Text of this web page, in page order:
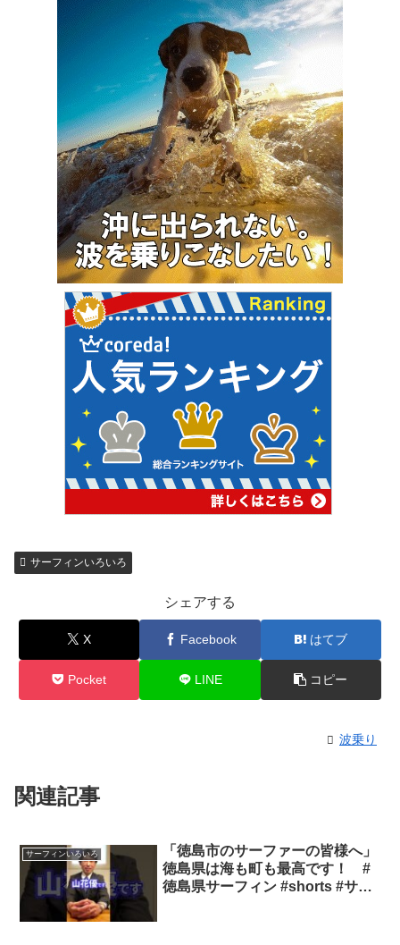
サーフィンいろいろ
シェアする
X Facebook はてブ
Pocket LINE コピー
波乗り
関連記事
サーフィンいろいろ
「徳島市のサーファーの皆様へ」
徳島県は海も町も最高です！ #
徳島県サーフィン #shorts #サー